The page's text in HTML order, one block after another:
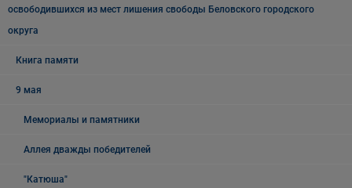
освободившихся из мест лишения свободы Беловского городского
округа
Книга памяти
9 мая
Мемориалы и памятники
Аллея дважды победителей
"Катюша"